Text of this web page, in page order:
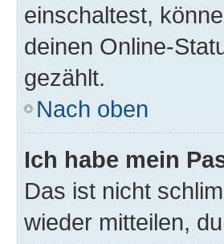
einschaltest,
deinen Online-
gezählt.
Nach oben
Ich habe mein
Das ist nicht
wieder mitteilen,